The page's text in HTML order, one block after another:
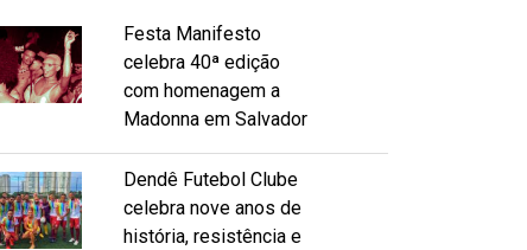
Festa Manifesto
celebra 40ª edição
com homenagem a
Madonna em Salvador
Dendê Futebol Clube
celebra nove anos de
história, resistência e